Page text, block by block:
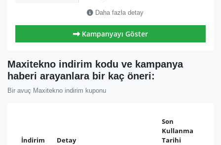
Daha fazla detay
Kampanyayı Göster
Maxitekno indirim kodu ve kampanya
haberi arayanlara bir kaç öneri:
Bir avuç Maxitekno indirim kuponu
İndirim Detay
Son
Kullanma
Tarihi